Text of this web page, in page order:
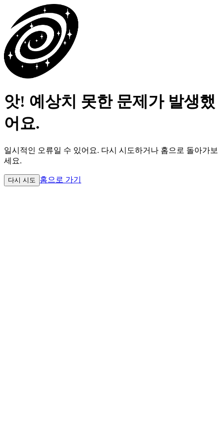
앗! 예상치 못한 문제가 발생했
어요.
일시적인 오류일 수 있어요. 다시 시도하거나 홈으로 돌아가보
세요.
다시 시도 홈으로 가기